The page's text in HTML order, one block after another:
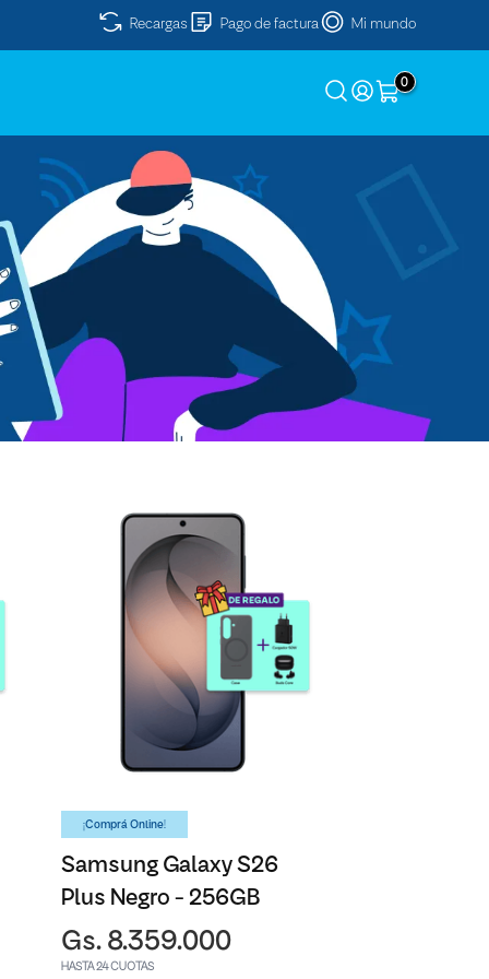
Recargas Pago de factura Mi mundo
0
¡Comprá Online!
Samsung Galaxy S26
Plus Negro - 256GB
Gs. 8.359.000
HASTA 24 CUOTAS